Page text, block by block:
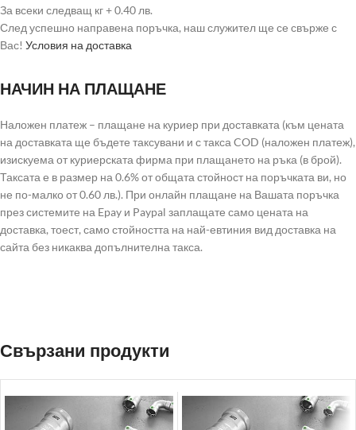
За всеки следващ кг + 0.40 лв.
След успешно направена поръчка, наш служител ще се свърже с
Вас! Условия на доставка
НАЧИН НА ПЛАЩАНЕ
Наложен платеж – плащане на куриер при доставката (към цената
на доставката ще бъдете таксувани и с такса COD (наложен платеж),
изискуема от куриерската фирма при плащането на ръка (в брой).
Таксата е в размер на 0.6% от общата стойност на поръчката ви, но
не по-малко от 0.60 лв.). При онлайн плащане на Вашата поръчка
през системите на Epay и Paypal заплащате само цената на
доставка, тоест, само стойността на най-евтиния вид доставка на
сайта без никаква допълнителна такса.
Свързани продукти